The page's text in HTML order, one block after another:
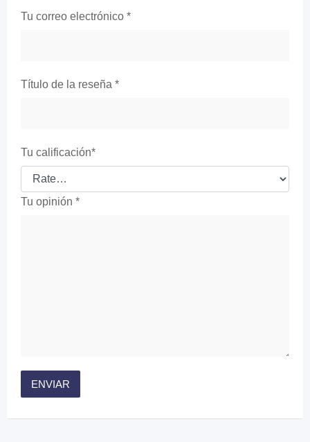
Tu correo electrónico *
Título de la reseña *
Tu calificación*
Tu opinión *